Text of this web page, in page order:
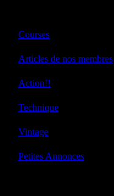
Courses
Articles de nos membres
Action!!
Technique
Vintage
Petites Annonces